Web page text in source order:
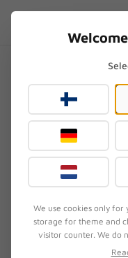
Hoe kan
wijzigen of
ruilen?
Gecontroleerd door het
We use cookies only
storage for theme and
visitor counter. We do